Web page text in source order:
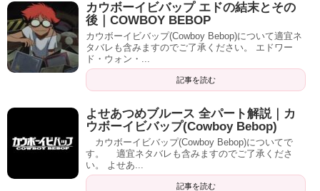
カウボーイビバップ エドの結末とその
後｜COWBOY BEBOP
カウボーイビバップ(Cowboy Bebop)について適宜ネ
タバレも含みますのでご了承ください。 エドワー
ド・ウォン・...
記事を読む
よせあつめブルース 全パート解説｜カ
ウボーイビバップ(Cowboy Bebop)
カウボーイビバップ(Cowboy Bebop)についてで
す。 適宜ネタバレも含みますのでご了承くださ
い。 よせあ...
記事を読む